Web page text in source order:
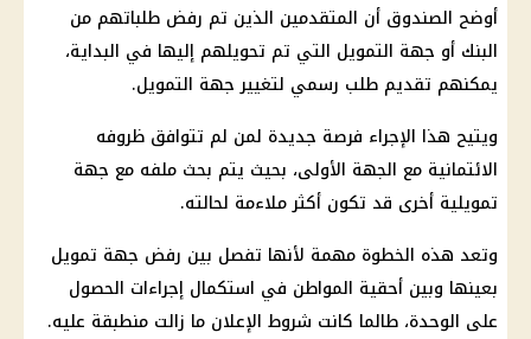
أوضح الصندوق أن المتقدمين الذين تم رفض طلباتهم من
البنك أو جهة التمويل التي تم تحويلهم إليها في البداية،
يمكنهم تقديم طلب رسمي لتغيير جهة التمويل.
ويتيح هذا الإجراء فرصة جديدة لمن لم تتوافق ظروفه
الائتمانية مع الجهة الأولى، بحيث يتم بحث ملفه مع جهة
تمويلية أخرى قد تكون أكثر ملاءمة لحالته.
وتعد هذه الخطوة مهمة لأنها تفصل بين رفض جهة تمويل
بعينها وبين أحقية المواطن في استكمال إجراءات الحصول
على الوحدة، طالما كانت شروط الإعلان ما زالت منطبقة عليه.